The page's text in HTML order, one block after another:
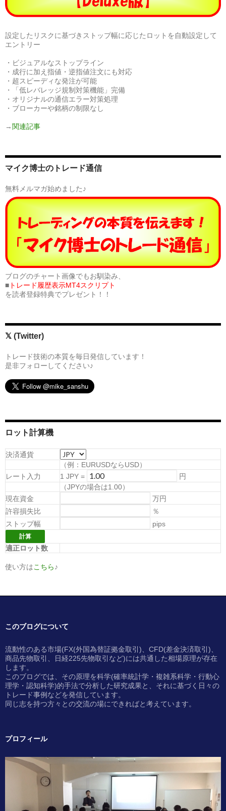
設定したリスクに基づきストップ幅に応じたロットを自動設定して
エントリー
・ビジュアルなストップライン
・成行に加え指値・逆指値注文にも対応
・超スピーディな発注が可能
・「低レバレッジ規制対策機能」完備
・オリジナルの通信エラー対策処理
・ブローカーや銘柄の制限なし
→ 関連記事
マイク博士のトレード通信
無料メルマガ始めました♪
ブログのチャート画像でもお馴染み、
■ トレード履歴表示MT4スクリプト
を読者登録特典でプレゼント！！
𝕏 (Twitter)
トレード技術の本質を毎日発信しています！
是非フォローしてください♪
ロット計算機
決済通貨
（例：EURUSDならUSD）
レート入力
1 JPY =
円
（JPYの場合は1.00）
現在資金
万円
許容損失比
％
ストップ幅
pips
適正ロット数
使い方はこちら♪
このブログについて
流動性のある市場(FX(外国為替証拠金取引)、CFD(差金決済取引)、
商品先物取引、日経225先物取引など)には共通した相場原理が存在
します。
このブログでは、その原理を科学(確率統計学・複雑系科学・行動心
理学・認知科学)的手法で分析した研究成果と、それに基づく日々の
トレード事例などを発信しています。
同じ志を持つ方々との交流の場にできればと考えています。
プロフィール